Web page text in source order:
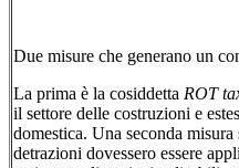
Due misure che generano un
La prima è la cosiddetta ROT
il settore delle costruzioni e
domestica. Una seconda
detrazioni dovessero essere